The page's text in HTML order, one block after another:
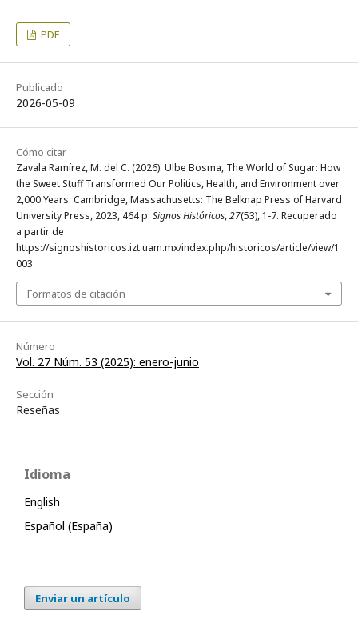
PDF
Publicado
2026-05-09
Cómo citar
Zavala Ramírez, M. del C. (2026). Ulbe Bosma, The World of Sugar: How
the Sweet Stuff Transformed Our Politics, Health, and Environment over
2,000 Years. Cambridge, Massachusetts: The Belknap Press of Harvard
University Press, 2023, 464 p. Signos Históricos,27(53), 1-7. Recuperado
a partir de
https://signoshistoricos.izt.uam.mx/index.php/historicos/article/view/1
003
Formatos de citación
Número
Vol. 27 Núm. 53 (2025): enero-junio
Sección
Reseñas
Idioma
English
Español (España)
Enviar un artículo